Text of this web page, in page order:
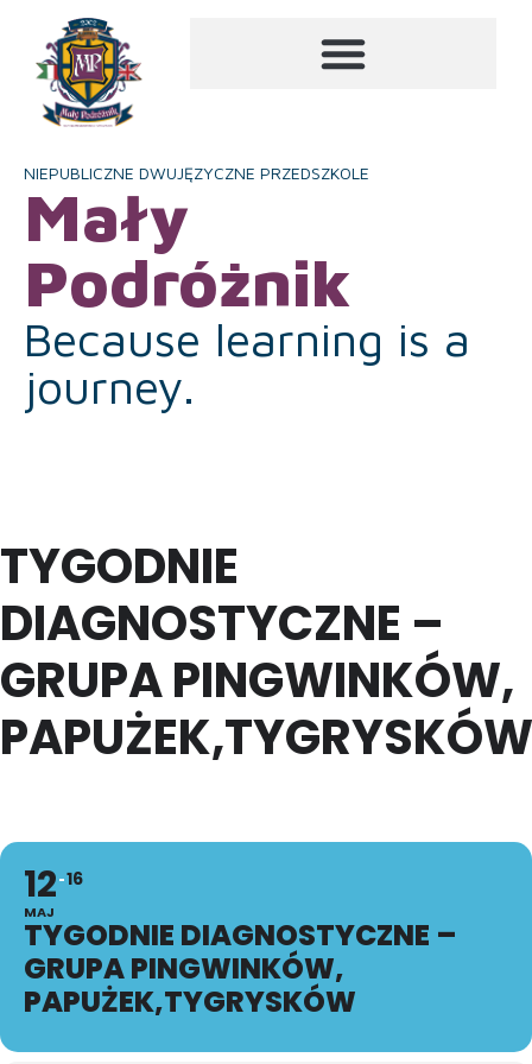
NIEPUBLICZNE DWUJĘZYCZNE PRZEDSZKOLE
Mały
Podróżnik
Because learning is a
journey.
TYGODNIE
DIAGNOSTYCZNE –
GRUPA PINGWINKÓW,
PAPUŻEK,TYGRYSKÓW
12
MAJ
16
TYGODNIE DIAGNOSTYCZNE –
GRUPA PINGWINKÓW,
PAPUŻEK,TYGRYSKÓW